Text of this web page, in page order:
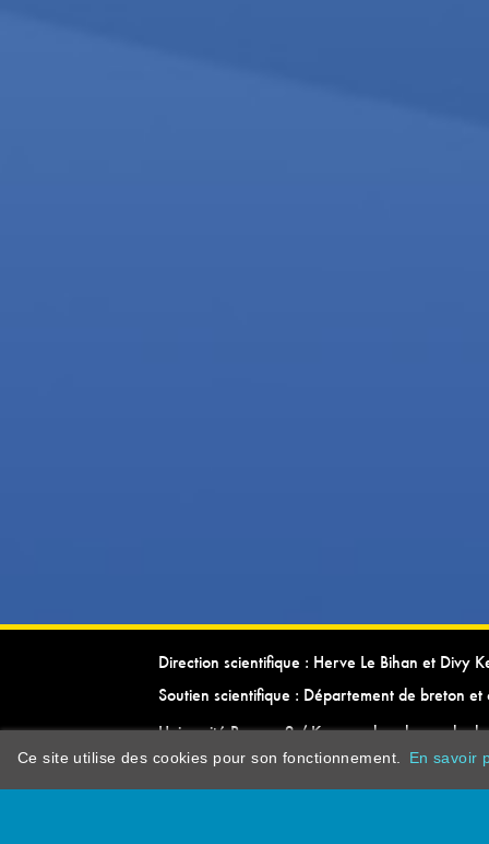
Direction scientifique : Herve Le Bihan et Divy
Soutien scientifique : Département de breton et
Université Rennes 2 / Kevrenn brezhoneg ha
Ce site utilise des cookies pour son fonctionnement. En savoir